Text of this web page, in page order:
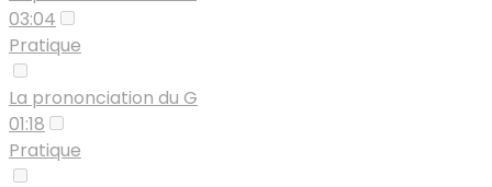
03:04
Pratique
La prononciation du G
01:18
Pratique